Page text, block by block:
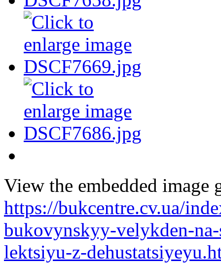
View the embedded image
https://bukcentre.cv.ua/
bukovynskyy-velykden-
lektsiyu-z-